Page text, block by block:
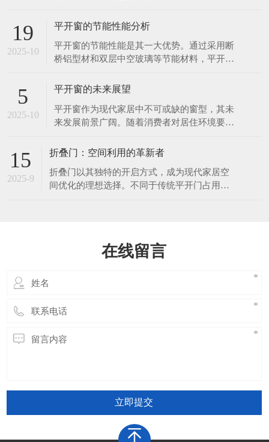
19
2025-10
平开窗的节能性能分析
平开窗的节能性能是其一大优势。通过采用断
桥铝型材和双层中空玻璃等节能材料，平开窗
5
2025-10
平开窗的未来展望
平开窗作为现代家居中不可或缺的窗型，其未
来发展前景广阔。随着消费者对居住环境要求
15
2025-9
折叠门：空间利用的革新者
折叠门以其独特的开启方式，成为现代家居空
间优化的理想选择。不同于传统平开门占用固
在线留言
立即提交